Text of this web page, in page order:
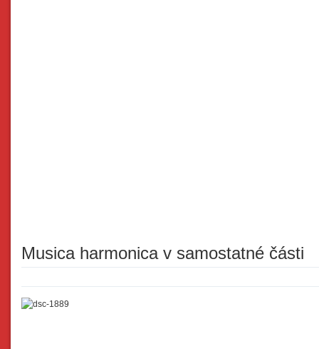
Musica harmonica v samostatné části